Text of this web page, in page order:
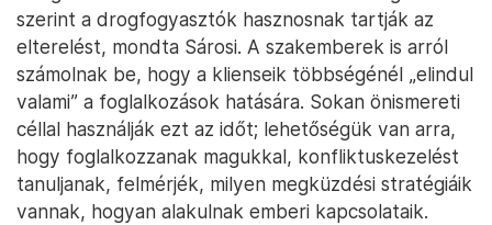
szerint a drogfogyasztók hasznosnak tartják az
elterelést, mondta Sárosi. A szakemberek is arról
számolnak be, hogy a klienseik többségénél „elindul
valami” a foglalkozások hatására. Sokan önismereti
céllal használják ezt az időt; lehetőségük van arra,
hogy foglalkozzanak magukkal, konfliktuskezelést
tanuljanak, felmérjék, milyen megküzdési stratégiáik
vannak, hogyan alakulnak emberi kapcsolataik.